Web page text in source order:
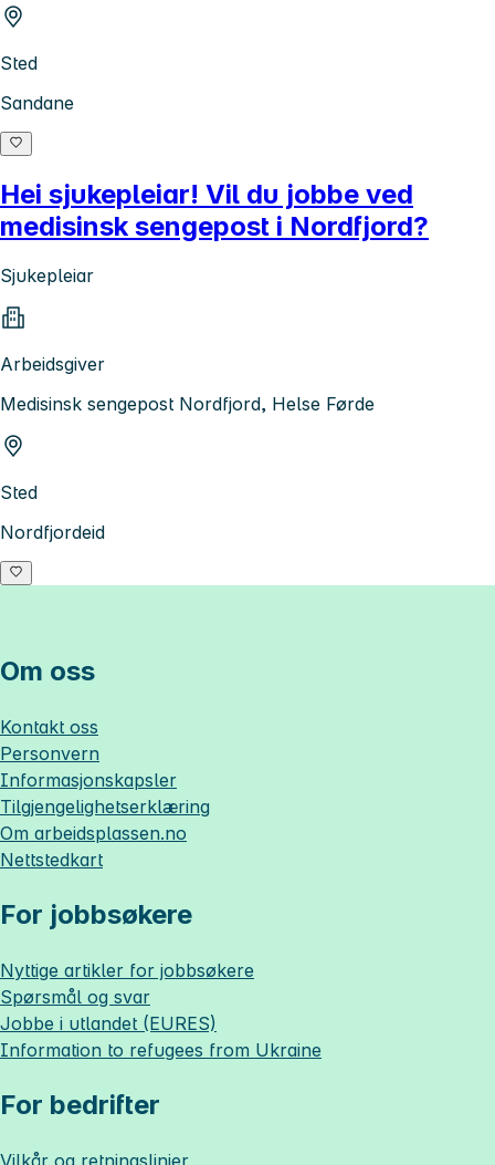
Sted
Sandane
Hei sjukepleiar! Vil du jobbe ved
medisinsk sengepost i Nordfjord?
Sjukepleiar
Arbeidsgiver
Medisinsk sengepost Nordfjord, Helse Førde
Sted
Nordfjordeid
Om oss
Kontakt oss
Personvern
Informasjonskapsler
Tilgjengelighetserklæring
Om arbeidsplassen.no
Nettstedkart
For jobbsøkere
Nyttige artikler for jobbsøkere
Spørsmål og svar
Jobbe i utlandet (EURES)
Information to refugees from Ukraine
For bedrifter
Vilkår og retningslinjer